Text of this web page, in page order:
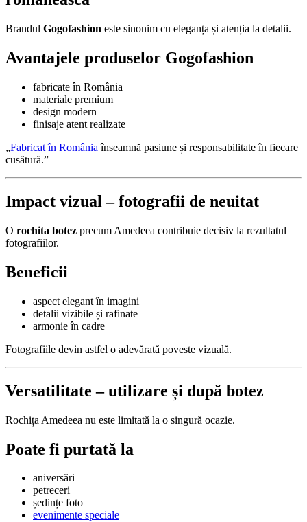
Brandul Gogofashion este sinonim cu eleganța și atenția la detalii.
Avantajele produselor Gogofashion
fabricate în România
materiale premium
design modern
finisaje atent realizate
„Fabricat în România înseamnă pasiune și responsabilitate în fiecare
cusătură.”
Impact vizual – fotografii de neuitat
O rochita botez precum Amedeea contribuie decisiv la rezultatul
fotografiilor.
Beneficii
aspect elegant în imagini
detalii vizibile și rafinate
armonie în cadre
Fotografiile devin astfel o adevărată poveste vizuală.
Versatilitate – utilizare și după botez
Rochița Amedeea nu este limitată la o singură ocazie.
Poate fi purtată la
aniversări
petreceri
ședințe foto
evenimente speciale